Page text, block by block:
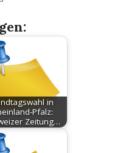
in
Pfalz:
Zeitung…